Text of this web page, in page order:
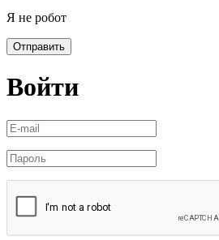
Я не робот
Отправить
Войти